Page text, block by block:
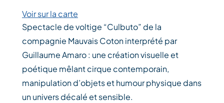
Voir sur la carte
Spectacle de voltige “Culbuto” de la
compagnie Mauvais Coton interprété par
Guillaume Amaro : une création visuelle et
poétique mêlant cirque contemporain,
manipulation d’objets et humour physique dans
un univers décalé et sensible.